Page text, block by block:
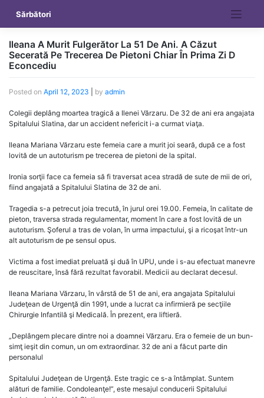
content
Sărbători
Ileana A Murit Fulgerător La 51 De Ani. A Căzut
Secerată Pe Trecerea De Pietoni Chiar În Prima Zi D
Econcediu
Posted on April 12, 2023 by admin
Colegii deplâng moartea tragică a Ilenei Vărzaru. De 32 de ani era angajata
Spitalului Slatina, dar un accident nefericit i-a curmat viaţa.
Ileana Mariana Vărzaru este femeia care a murit joi seară, după ce a fost
lovită de un autoturism pe trecerea de pietoni de la spital.
Ironia sorţii face ca femeia să fi traversat acea stradă de sute de mii de ori,
fiind angajată a Spitalului Slatina de 32 de ani.
Tragedia s-a petrecut joia trecută, în jurul orei 19.00. Femeia, în calitate de
pieton, traversa strada regulamentar, moment în care a fost lovită de un
autoturism. Şoferul a tras de volan, în urma impactului, şi a ricoşat într-un
alt autoturism de pe sensul opus.
Victima a fost imediat preluată şi duă în UPU, unde i s-au efectuat manevre
de reuscitare, însă fără rezultat favorabil. Medicii au declarat decesul.
Ileana Mariana Vărzaru, în vârstă de 51 de ani, era angajata Spitalului
Judeţean de Urgenţă din 1991, unde a lucrat ca infirmieră pe secţiile
Chirurgie Infantilă şi Medicală. În prezent, era liftieră.
„Deplângem plecare dintre noi a doamnei Vărzaru. Era o femeie de un bun-
simţ ieşit din comun, un om extraordinar. 32 de ani a făcut parte din
personalul
Spitalului Judeţean de Urgenţă. Este tragic ce s-a întâmplat. Suntem
alături de familie. Condoleanţe!”, este mesajul conducerii Spitalului